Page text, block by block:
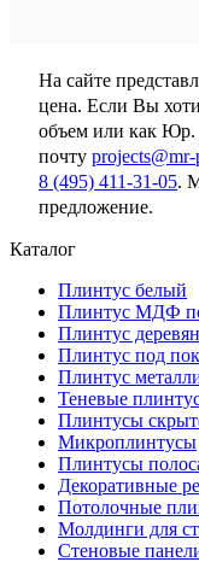
На сайте
цена. Если Вы
объем или как
почту
8 (495) 411-31-05.
предложение.
Каталог
Плинтус белый
Плинтус МДФ
Плинтус
Плинтус под
Плинтус
Теневые
Плинтусы
Микроплинтусы
Плинтусы
Декоративные
Потолочные
Молдинги для
Стеновые